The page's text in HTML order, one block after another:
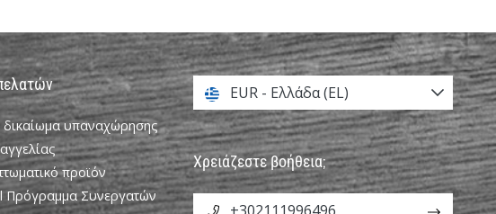
δικαίωμα υπαναχώρησης
προϊόν
Πρόγραμμα Συνεργατών
EUR - Ελλάδα (EL)
Χρειάζεστε βοήθεια;